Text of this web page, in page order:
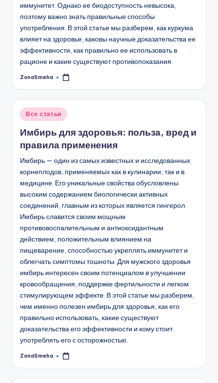
иммунитет. Однако ее биодоступность невысока,
поэтому важно знать правильные способы
употребления. В этой статье мы разберем, как куркума
влияет на здоровье, каковы научные доказательства ее
эффективности, как правильно ее использовать в
рационе и какие существуют противопоказания.
Запись
ZonaSmeha
Опубликовано
Все статьи
Имбирь для здоровья: польза, вред и
правила применения
Имбирь — один из самых известных и исследованных
корнеплодов, применяемых как в кулинарии, так и в
медицине. Его уникальные свойства обусловлены
высоким содержанием биологически активных
соединений, главным из которых является гингерол.
Имбирь славится своим мощным
противовоспалительным и антиоксидантным
действием, положительным влиянием на
пищеварение, способностью укреплять иммунитет и
облегчать симптомы тошноты. Для мужского здоровья
имбирь интересен своим потенциалом в улучшении
кровообращения, поддержке фертильности и легком
стимулирующем эффекте. В этой статье мы разберем,
чем именно полезен имбирь для здоровья, как его
правильно использовать, какие существуют
доказательства его эффективности и кому стоит
употреблять его с осторожностью.
Запись
ZonaSmeha